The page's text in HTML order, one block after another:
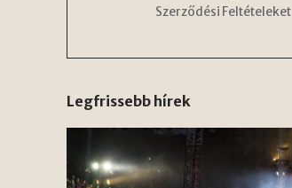
Szerződési Feltételeket
Legfrissebb hírek